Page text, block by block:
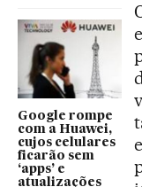
Google rompe
com a Huawei,
cujos celulares
ficarão sem
‘apps’ e
atualizações